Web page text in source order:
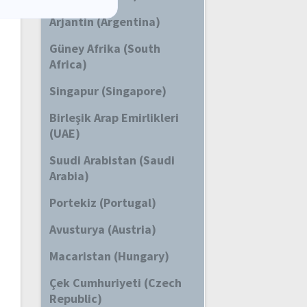
Arjantin (Argentina)
Güney Afrika (South
Africa)
Singapur (Singapore)
Birleşik Arap Emirlikleri
(UAE)
Suudi Arabistan (Saudi
Arabia)
Portekiz (Portugal)
Avusturya (Austria)
Macaristan (Hungary)
Çek Cumhuriyeti (Czech
Republic)